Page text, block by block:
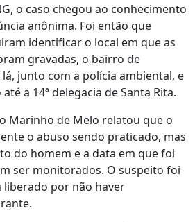
o caso chegou ao conhecimento
anônima. Foi então que
identificar o local em que as
gravadas, o bairro de
junto com a polícia ambiental, e
a 14ª delegacia de Santa Rita.
Marinho de Melo relatou que o
o abuso sendo praticado, mas
do homem e a data em que foi
ser monitorados. O suspeito foi
liberado por não haver